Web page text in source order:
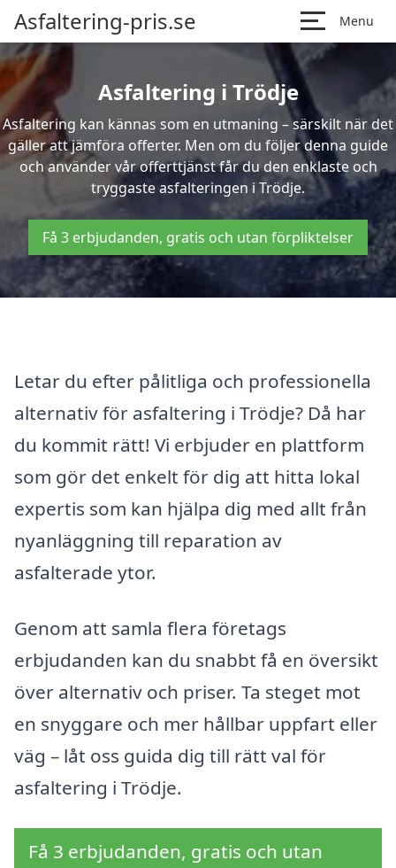
Asfaltering-pris.se Menu
Asfaltering i Trödje
Asfaltering kan kännas som en utmaning – särskilt när det
gäller att jämföra offerter. Men om du följer denna guide
och använder vår offerttjänst får du den enklaste och
tryggaste asfalteringen i Trödje.
Få 3 erbjudanden, gratis och utan förpliktelser
Letar du efter pålitliga och professionella
alternativ för asfaltering i Trödje? Då har
du kommit rätt! Vi erbjuder en plattform
som gör det enkelt för dig att hitta lokal
expertis som kan hjälpa dig med allt från
nyanläggning till reparation av
asfalterade ytor.
Genom att samla flera företags
erbjudanden kan du snabbt få en översikt
över alternativ och priser. Ta steget mot
en snyggare och mer hållbar uppfart eller
väg – låt oss guida dig till rätt val för
asfaltering i Trödje.
Få 3 erbjudanden, gratis och utan